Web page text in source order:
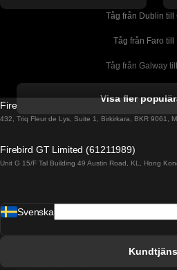
Tåg från Dublin till
Tåg från Faro till
Tåg från Galway
Tåg från Porto till
Tåg från Barcelona
Visa fler
Firebird GT Limited (OC 1451)
432, Triq Fleur de Lys, Suite 1, Birkirkara, BKR 9061,
Firebird GT Limited (61211989)
Unit G 15/F Tal Building 49 Austin Road, KL, Hong
Svenska